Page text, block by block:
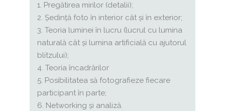
Pregătirea mirilor (detalii);
Ședință foto în interior cât și în exterior;
Teoria luminei în lucru (lucrul cu lumina
naturală cât și lumina artificială cu ajutorul
blitzului);
Teoria încadrărilor
Posibilitatea să fotografieze fiecare
participant în parte;
Networking și analiză.